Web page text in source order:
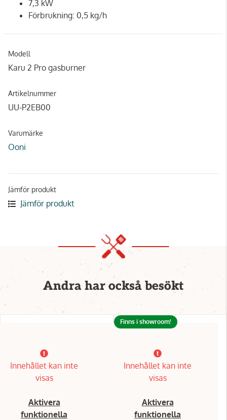
7,3 kW
Förbrukning: 0,5 kg/h
Modell
Karu 2 Pro gasburner
Artikelnummer
UU-P2EB00
Varumärke
Ooni
Jämför produkt
Jämför produkt
Andra har också besökt
Innehållet kan inte
visas
Aktivera
funktionella
Innehållet kan inte
visas
Aktivera
funktionella
Finns i showroom!